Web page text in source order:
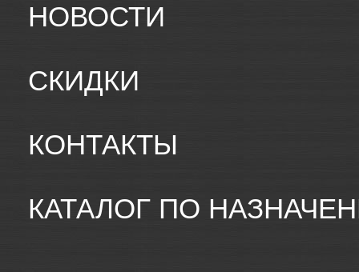
НОВОСТИ
СКИДКИ
КОНТАКТЫ
КАТАЛОГ ПО